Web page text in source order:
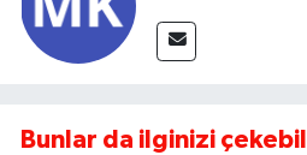
Bunlar da ilginizi